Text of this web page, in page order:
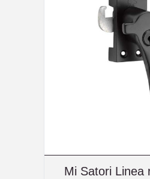
Mi Satori Linea